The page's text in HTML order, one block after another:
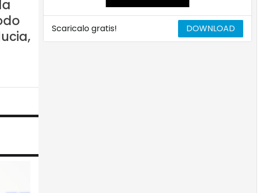
Scaricalo gratis! DOWNLOAD